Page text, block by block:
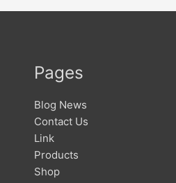
Pages
Blog News
Contact Us
Link
Products
Shop